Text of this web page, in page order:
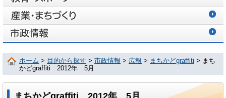
ホーム > 目的から探す > 市政情報 > 広報 > まちかどgraffiti > まち
かどgraffiti 2012年 5月
まちかどgraffiti 2012年 5月